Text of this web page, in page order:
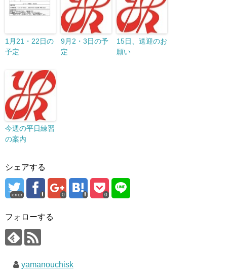
1月21・22日の
予定
9月2・3日の予
定
15日、送迎のお
願い
今週の平日練習
の案内
シェアする
error 0 0
フォローする
yamanouchisk